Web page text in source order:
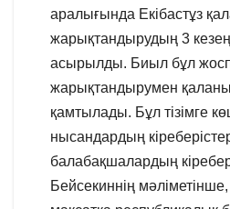
аралығында Екібастұз
жарықтандырудың 3
асырылды. Биыл бұл
жарықтандырумен
қамтылады. Бұл тізімге
нысандардың
балабақшалардың
Бейсекиннің